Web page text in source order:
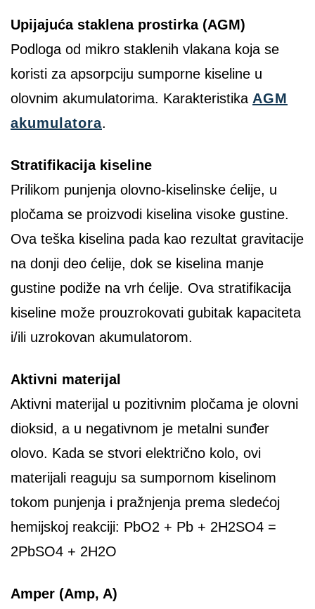
Upijajuća staklena prostirka (AGM)
Podloga od mikro staklenih vlakana koja se
koristi za apsorpciju sumporne kiseline u
olovnim akumulatorima. Karakteristika AGM
akumulatora.
Stratifikacija kiseline
Prilikom punjenja olovno-kiselinske ćelije, u
pločama se proizvodi kiselina visoke gustine.
Ova teška kiselina pada kao rezultat gravitacije
na donji deo ćelije, dok se kiselina manje
gustine podiže na vrh ćelije. Ova stratifikacija
kiseline može prouzrokovati gubitak kapaciteta
i/ili uzrokovan akumulatorom.
Aktivni materijal
Aktivni materijal u pozitivnim pločama je olovni
dioksid, a u negativnom je metalni sunđer
olovo. Kada se stvori električno kolo, ovi
materijali reaguju sa sumpornom kiselinom
tokom punjenja i pražnjenja prema sledećoj
hemijskoj reakciji: PbO2 + Pb + 2H2SO4 =
2PbSO4 + 2H2O
Amper (Amp, A)